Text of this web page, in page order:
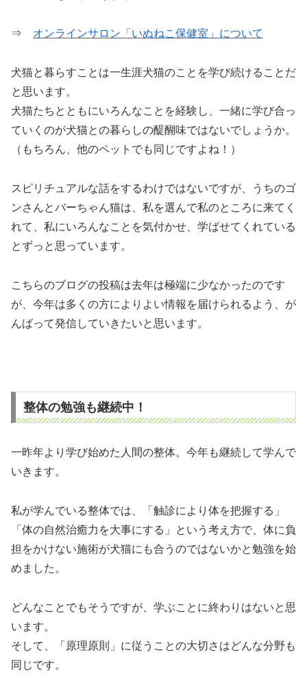
⇒ オンラインサロン「いぬねこ保健室」について
犬猫と暮らすことは一生涯犬猫のことを学び続けることだ
と思います。
犬猫たちとともにいろんなことを経験し、一緒に学び合っ
ていくのが犬猫との暮らしの醍醐味ではないでしょうか。
（もちろん、他のペットでも同じですよね！）
スピリチュアルな話をするわけではないですが、うちのゴ
ンさんとバーちゃん猫は、私を選んで私のところに来てく
れて、私にいろんなことを気付かせ、学ばせてくれている
とずっと思っています。
こちらのブログの投稿は去年は極端に少なかったのです
が、今年は多くの方によりよい情報を届けられるよう、が
んばって発信していきたいと思います。
整体の勉強も継続中！
一昨年より学び始めた人間の整体。今年も継続して学んで
いきます。
私が学んでいる整体では、「触診により体を把握する」
「体の自然治癒力を大事にする」という考え方で、体に負
担をかけない施術が犬猫にも合うのではないかと勉強を始
めました。
どんなことでもそうですが、学ぶことに終わりはないと思
います。
そして、「原理原則」に従うことの大切さはどんな分野も
同じです。